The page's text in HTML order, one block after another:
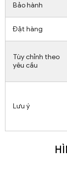
Bảo hành
Đặt hàng
Tùy chỉnh theo
yêu cầu
Lưu ý